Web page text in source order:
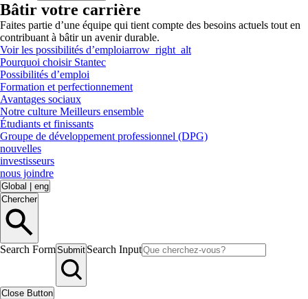
Bâtir votre carrière
Faites partie d’une équipe qui tient compte des besoins actuels tout en
contribuant à bâtir un avenir durable.
Voir les possibilités d’emploiarrow_right_alt
Pourquoi choisir Stantec
Possibilités d’emploi
Formation et perfectionnement
Avantages sociaux
Notre culture Meilleurs ensemble
Étudiants et finissants
Groupe de développement professionnel (DPG)
nouvelles
investisseurs
nous joindre
Global
eng
Chercher
Search FormSubmit Search Input
Close Button